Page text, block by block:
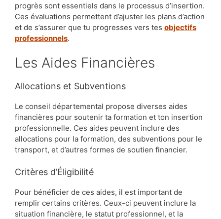
progrès sont essentiels dans le processus d’insertion.
Ces évaluations permettent d’ajuster les plans d’action
et de s’assurer que tu progresses vers tes objectifs
professionnels.
Les Aides Financières
Allocations et Subventions
Le conseil départemental propose diverses aides
financières pour soutenir ta formation et ton insertion
professionnelle. Ces aides peuvent inclure des
allocations pour la formation, des subventions pour le
transport, et d’autres formes de soutien financier.
Critères d’Éligibilité
Pour bénéficier de ces aides, il est important de
remplir certains critères. Ceux-ci peuvent inclure la
situation financière, le statut professionnel, et la